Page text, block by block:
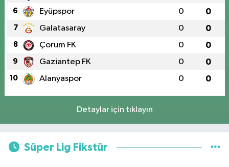
6 Eyüpspor 0 0
7 Galatasaray 0 0
8 Çorum FK 0 0
9 Gaziantep FK 0 0
10 Alanyaspor 0 0
Detaylar için tıklayın
Süper Lig Fikstür